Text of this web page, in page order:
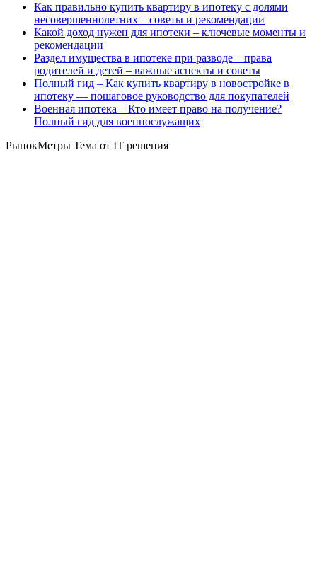
Как правильно купить квартиру в ипотеку с долями
несовершеннолетних – советы и рекомендации
Какой доход нужен для ипотеки – ключевые моменты и
рекомендации
Раздел имущества в ипотеке при разводе – права
родителей и детей – важные аспекты и советы
Полный гид – Как купить квартиру в новостройке в
ипотеку — пошаговое руководство для покупателей
Военная ипотека – Кто имеет право на получение?
Полный гид для военнослужащих
РынокМетры Тема от IT решения